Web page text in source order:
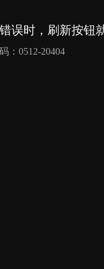
误时，刷新按钮
：0512-20404